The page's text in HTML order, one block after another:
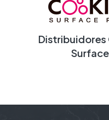
Distribuidores
Surface